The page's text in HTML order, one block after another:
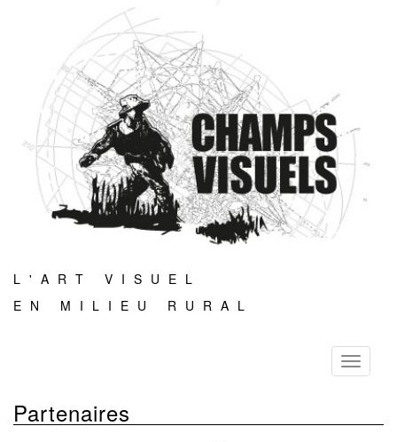
L'ART VISUEL
EN MILIEU RURAL
Toggle
Partenaires